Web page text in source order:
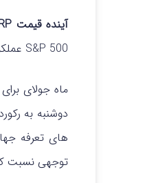
آینده قیمت XRP
S&P 500 عملکرد مثبتی داشته است.
دوشنبه به
توجهی نسبت